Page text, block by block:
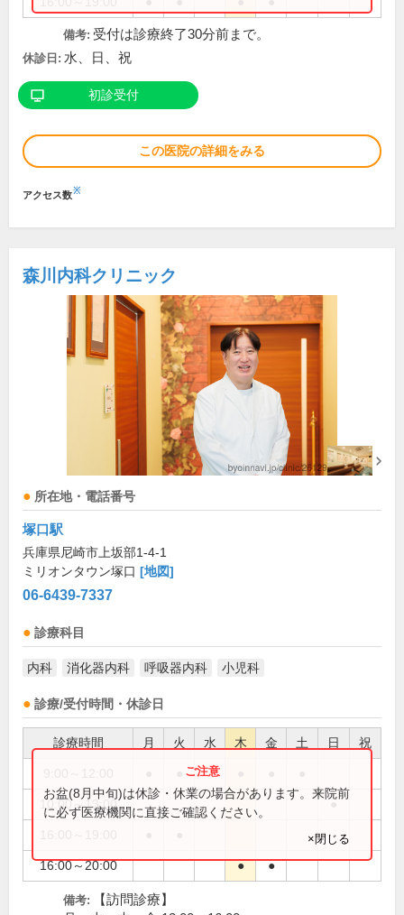
備考: 受付は診療終了30分前まで。
休診日: 水、日、祝
初診受付
この医院の詳細をみる
アクセス数※
森川内科クリニック
所在地・電話番号
塚口駅
兵庫県尼崎市上坂部1-4-1
ミリオンタウン塚口 [地図]
06-6439-7337
診療科目
内科 消化器内科 呼吸器内科 小児科
診療/受付時間・休診日
診療時間 月 火 水 木 金 土 日 祝
10:00～13:00 ●
16:00～20:00 ● ●
お盆(8月中旬)は休診・休業の場合があります。来院前
に必ず医療機関に直接ご確認ください。
×閉じる
備考:
【訪問診療】